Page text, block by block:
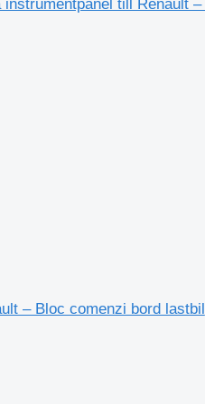
till Renault
– Bloc comenzi bord lastbil